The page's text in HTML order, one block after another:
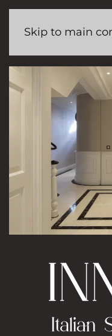
Skip to main